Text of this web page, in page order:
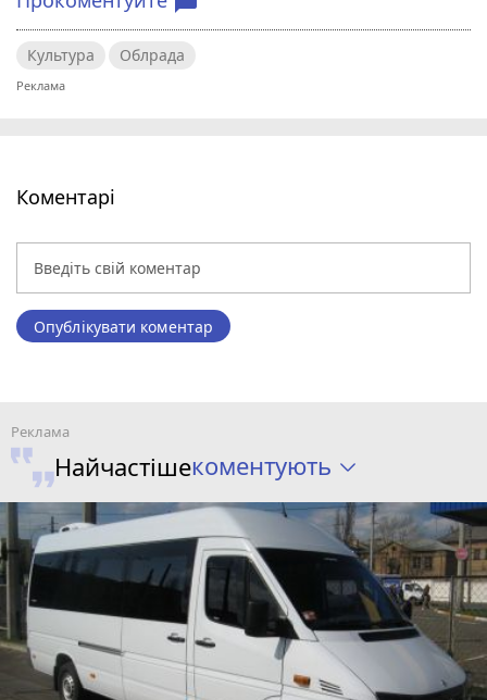
Культура Облрада
Коментарі
Опублікувати коментар
Найчастішекоментують